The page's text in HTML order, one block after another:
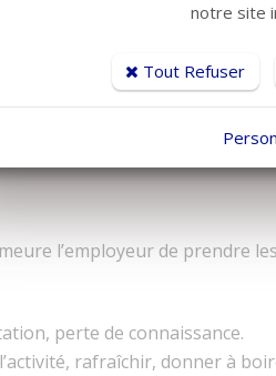
l’employeur de prendre
perte de connaissance.
rafraîchir, donner à
notre site
Tout Refuser